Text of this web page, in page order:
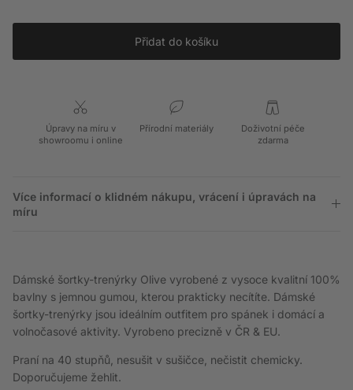
Přidat do košíku
Úpravy na míru v
showroomu i online
Přírodní materiály
Doživotní péče
zdarma
Více informací o klidném nákupu, vrácení i úpravách na
míru
Dámské šortky-trenýrky Olive vyrobené z vysoce kvalitní 100%
bavlny s jemnou gumou, kterou prakticky necítíte. Dámské
šortky-trenýrky jsou ideálním outfitem pro spánek i domácí a
volnočasové aktivity. Vyrobeno precizně v ČR & EU.
Praní na 40 stupňů, nesušit v sušičce, nečistit chemicky.
Doporučujeme žehlit.